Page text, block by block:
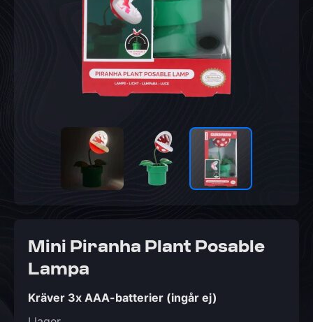
Mini Piranha Plant Posable
Lampa
Kräver 3x AAA-batterier (ingår ej)